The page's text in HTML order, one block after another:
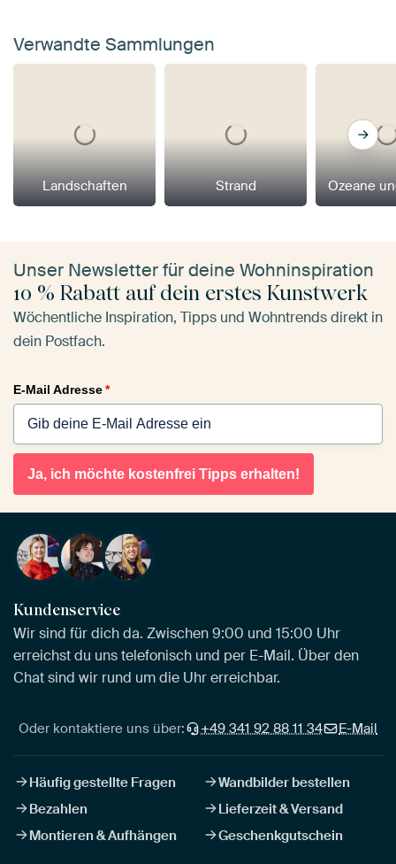
Verwandte Sammlungen
Landschaften Strand Ozeane
Unser Newsletter für deine Wohninspiration
10 % Rabatt auf dein erstes Kunstwerk
Wöchentliche Inspiration, Tipps und Wohntrends direkt in
dein Postfach.
E-Mail Adresse*
Ja, ich möchte kostenfrei Tipps erhalten!
Kundenservice
Wir sind für dich da. Zwischen 9:00 und 15:00 Uhr
erreichst du uns telefonisch und per E-Mail. Über den
Chat sind wir rund um die Uhr erreichbar.
Oder kontaktiere uns über: +49 341 92 88 11 34 E-Mail
Häufig gestellte Fragen
Wandbilder bestellen
Bezahlen
Lieferzeit & Versand
Montieren & Aufhängen
Geschenkgutschein